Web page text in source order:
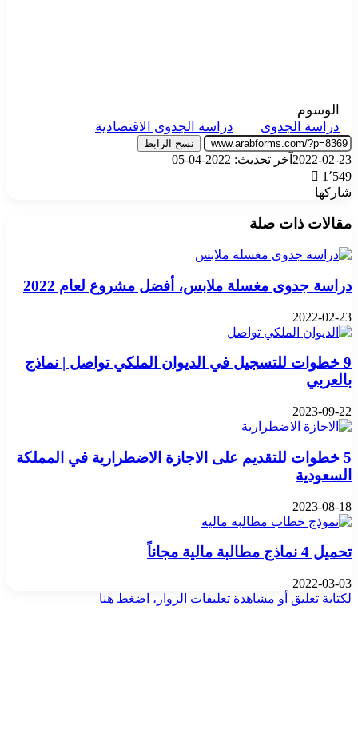
الوسوم
دراسة الجدوى
دراسة الجدوى الاقتصادية
نسخ الرابط
2022-02-23 آخر تحديث: 2022-04-05
1٬549
شاركها
مقالات ذات صلة
دراسة جدوى مغسلة ملابس، أفضل مشروع لعام 2022
2022-02-23
9 خطوات للتسجيل في الديوان الملكي تواصل | نماذج
بالعربي
2023-09-22
5 خطوات للتقديم على الاجازة الاضطرارية في المملكة
السعودية
2023-08-18
تحميل 4 نماذج مطالبة مالية مجاناً
2022-03-03
لكتابة تعليق أو مشاهدة تعليقات الزوار، اضغط هنا